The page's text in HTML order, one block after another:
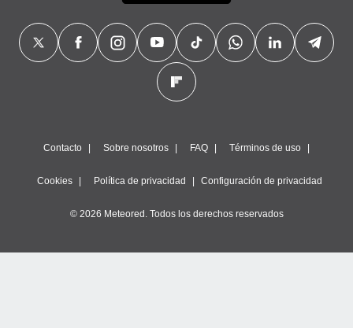
Contacto Sobre nosotros FAQ Términos de uso
Cookies Política de privacidad Configuración de privacidad
© 2026 Meteored. Todos los derechos reservados